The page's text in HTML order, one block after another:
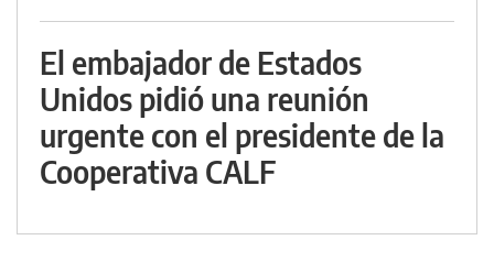
El embajador de Estados
Unidos pidió una reunión
urgente con el presidente de la
Cooperativa CALF